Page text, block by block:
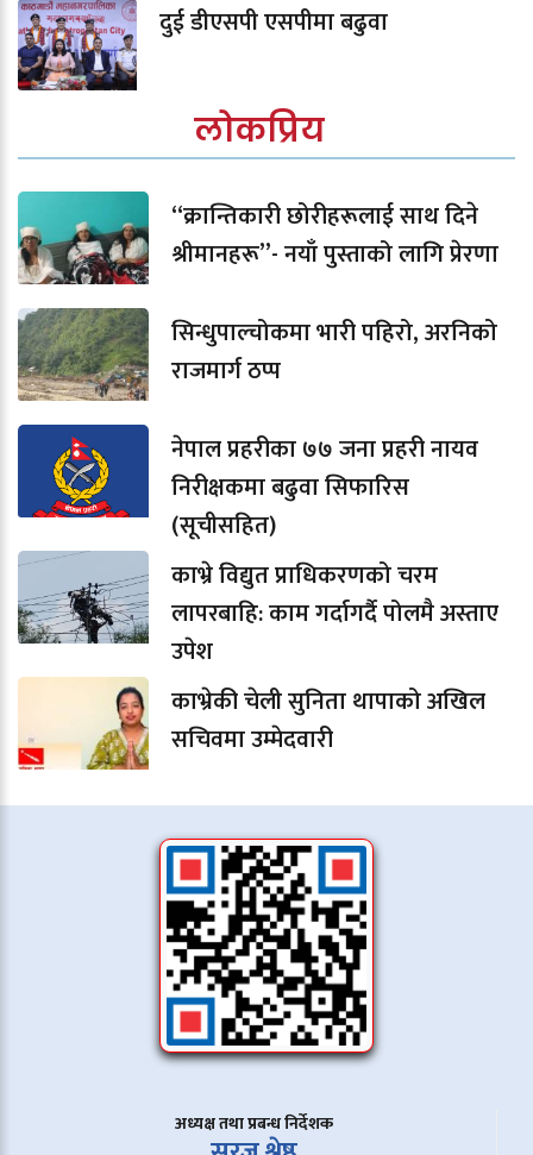
दुई डीएसपी एसपीमा बढुवा
लोकप्रिय
“क्रान्तिकारी छोरीहरूलाई साथ दिने
श्रीमानहरू”- नयाँ पुस्ताको लागि प्रेरणा
सिन्धुपाल्चोकमा भारी पहिरो, अरनिको
राजमार्ग ठप्प
नेपाल प्रहरीका ७७ जना प्रहरी नायव
निरीक्षकमा बढुवा सिफारिस
(सूचीसहित)
काभ्रे विद्युत प्राधिकरणको चरम
लापरबाहि: काम गर्दागर्दै पोलमै अस्ताए
उपेश
काभ्रेकी चेली सुनिता थापाको अखिल
सचिवमा उम्मेदवारी
अध्यक्ष तथा प्रबन्ध निर्देशक